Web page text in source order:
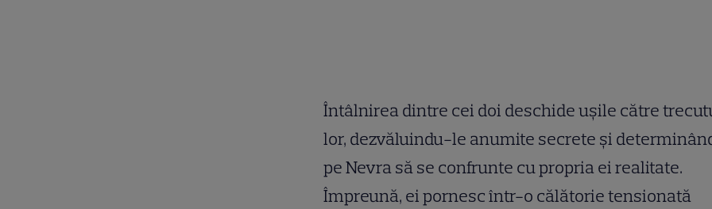
Întâlnirea dintre cei doi deschide ușile către
lor, dezvăluindu-le anumite secrete și
pe Nevra să se confrunte cu propria ei realitate.
Împreună, ei pornesc într-o călătorie tensionată